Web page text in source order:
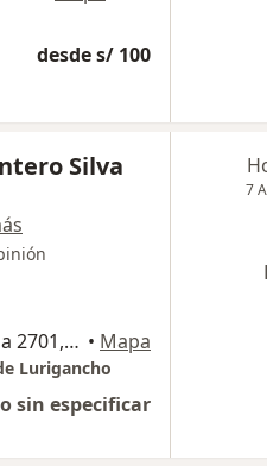
desde s/ 100
Silva
Av. próceres de la independencia 2701, San Juan de Lurigancho • Mapa
Lurigancho
sin especificar
7